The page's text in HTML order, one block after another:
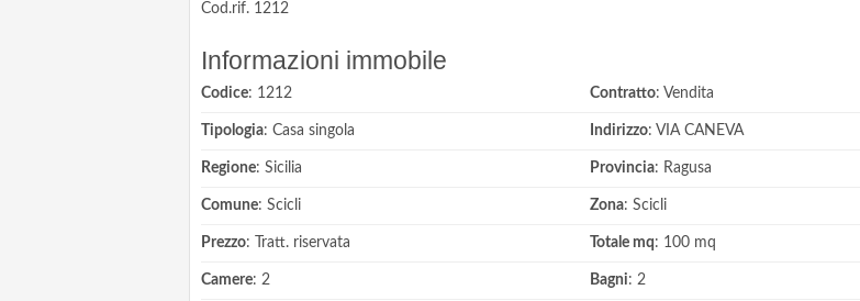
Cod.rif. 1212
Informazioni immobile
Codice: 1212 Contratto: Vendita
Tipologia: Casa singola Indirizzo: VIA CANEVA
Regione: Sicilia Provincia: Ragusa
Comune: Scicli Zona: Scicli
Prezzo: Tratt. riservata Totale mq: 100 mq
Camere: 2 Bagni: 2